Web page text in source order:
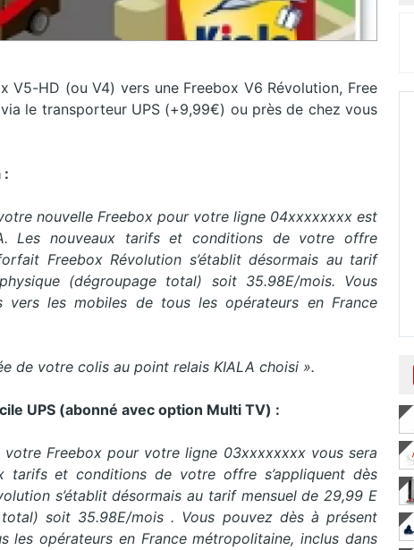
V5-HD (ou V4) vers une Freebox V6 Révolution, Free
le transporteur UPS (+9,99€) ou près de chez vous
:
nouvelle Freebox pour votre ligne 04xxxxxxxx est
Les nouveaux tarifs et conditions de votre offre
Freebox Révolution s’établit désormais au tarif
(dégroupage total) soit 35.98E/mois. Vous
les mobiles de tous les opérateurs en France
de votre colis au point relais KIALA choisi ».
UPS (abonné avec option Multi TV) :
Freebox pour votre ligne 03xxxxxxxx vous sera
tarifs et conditions de votre offre s’appliquent dès
s’établit désormais au tarif mensuel de 29,99 E
soit 35.98E/mois . Vous pouvez dès à présent
opérateurs en France métropolitaine, inclus dans